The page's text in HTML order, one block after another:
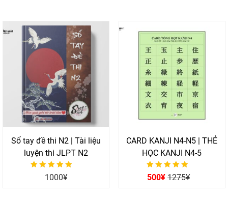
Sổ tay đề thi N2 | Tài liệu
luyện thi JLPT N2
Được xếp hạng
0
1000¥
CARD KANJI N4-N5 | THẺ
HỌC KANJI N4-5
Được xếp hạng
0
500¥ 1275¥